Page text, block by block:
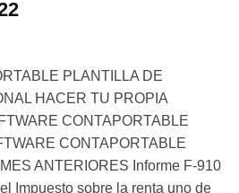
PLANTILLA DE
HACER TU PROPIA
CONTAPORTABLE
CONTAPORTABLE
ANTERIORES Informe F-910
Impuesto sobre la renta uno de